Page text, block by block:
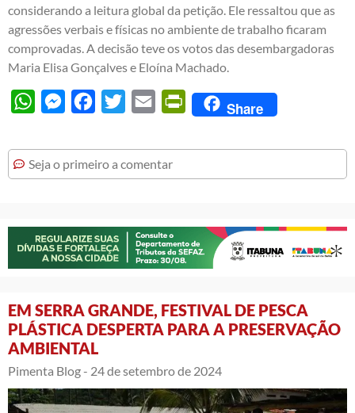
considerando a leitura global da petição. Ele ressaltou que as
agressões verbais e físicas no ambiente de trabalho ficaram
comprovadas. A decisão teve os votos das desembargadoras
Maria Elisa Gonçalves e Eloína Machado.
WhatsAppMessengerFacebook
Twitter Email PrintFriendly
Share
Seja o primeiro a comentar
EM SERRA GRANDE, FESTIVAL DE PESCA
PLÁSTICA DESPERTA PARA A PRESERVAÇÃO
AMBIENTAL
Pimenta Blog - 24 de setembro de 2024